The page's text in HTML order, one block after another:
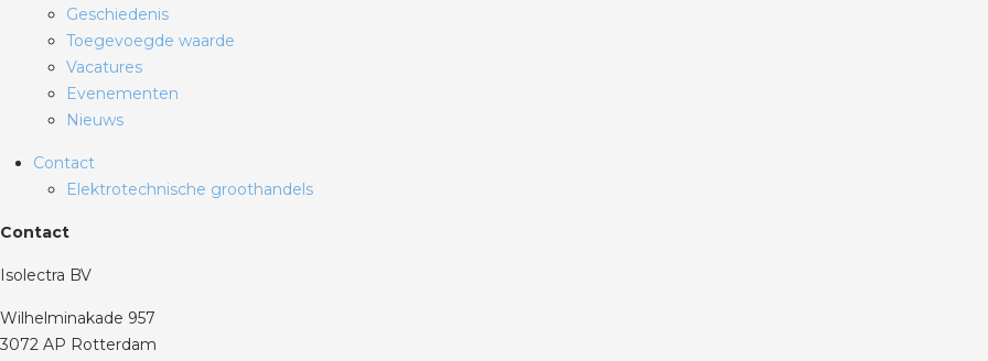
Geschiedenis
Toegevoegde waarde
Vacatures
Evenementen
Nieuws
Contact
Elektrotechnische groothandels
Contact
Isolectra BV
Wilhelminakade 957
3072 AP Rotterdam